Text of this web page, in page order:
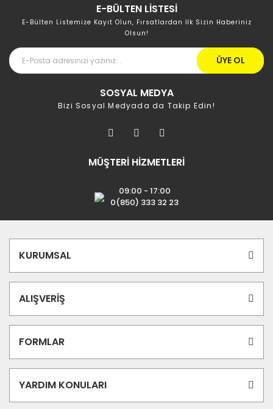
E-BÜLTEN LİSTESİ
E-Bülten Listemize Kayıt Olun, Fırsatlardan İlk Sizin Haberiniz
Olsun!
ÜYE OL
SOSYAL MEDYA
Bizi Sosyal Medyada da Takip Edin!
MÜŞTERİ HİZMETLERİ
09:00 - 17:00
0(850) 333 32 23
KURUMSAL
ALIŞVERİŞ
FORMLAR
YARDIM KONULARI